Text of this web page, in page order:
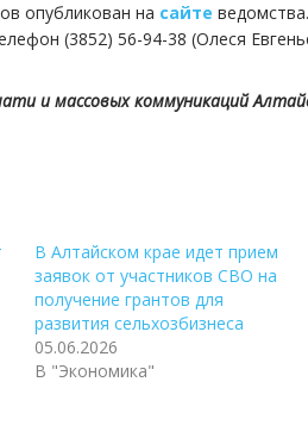
опубликован на сайте
(3852) 56-94-38 (Олеся
и массовых коммуникаций
В Алтайском крае идет прием
заявок от участников СВО на
получение грантов для
развития сельхозбизнеса
05.06.2026
В "Экономика"